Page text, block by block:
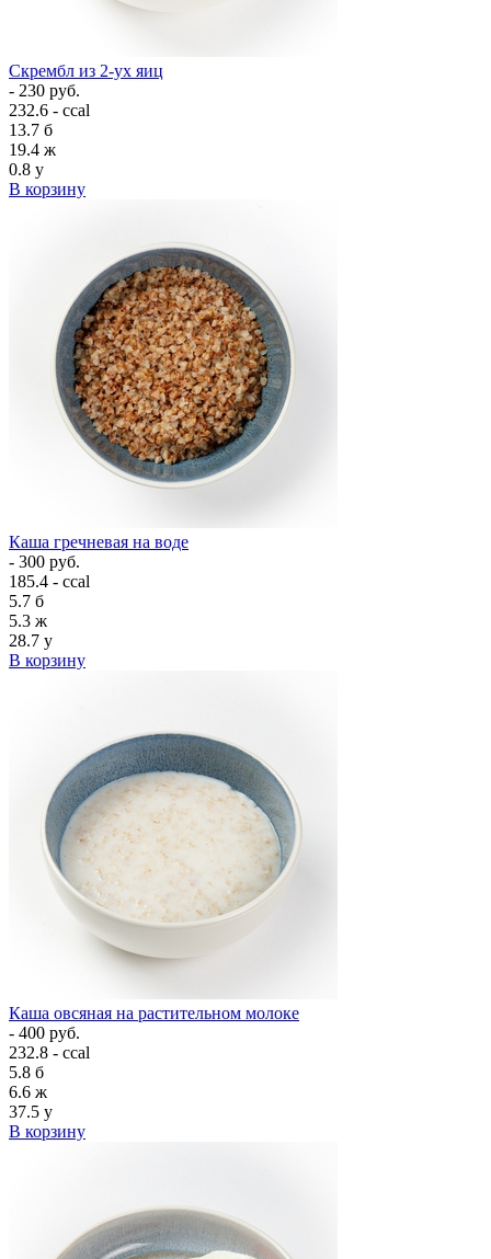
Скрембл из 2-ух яиц
- 230 руб.
232.6 - ccal
13.7 б
19.4 ж
0.8 у
В корзину
Каша гречневая на воде
- 300 руб.
185.4 - ccal
5.7 б
5.3 ж
28.7 у
В корзину
Каша овсяная на растительном молоке
- 400 руб.
232.8 - ccal
5.8 б
6.6 ж
37.5 у
В корзину